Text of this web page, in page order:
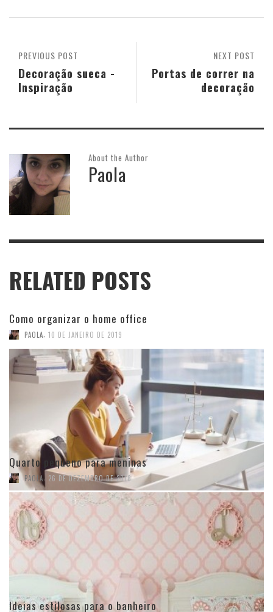
NEXT POST
Portas de correr na
decoração
PREVIOUS POST
Decoração sueca -
Inspiração
About the Author
Paola
RELATED POSTS
Como organizar o home office
PAOLA 10 DE JANEIRO DE 2019
Quarto pequeno para meninas
PAOLA, 26 DE DEZEMBRO DE 2018
Ideias estilosas para o banheiro